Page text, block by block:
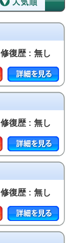
修復歴 : 無し
修復歴 : 無し
修復歴 : 無し